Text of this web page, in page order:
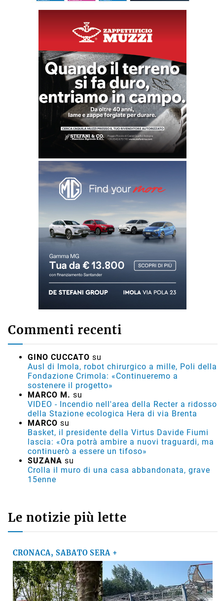
Commenti recenti
GINO CUCCATO su
Ausl di Imola, robot chirurgico a mille, Poli della
Fondazione Crimola: «Continueremo a
sostenere il progetto»
MARCO M. su
VIDEO - Incendio nell'area della Recter a ridosso
della Stazione ecologica Hera di via Brenta
MARCO su
Basket, il presidente della Virtus Davide Fiumi
lascia: «Ora potrà ambire a nuovi traguardi, ma
continuerò a essere un tifoso»
SUZANA su
Crolla il muro di una casa abbandonata, grave
15enne
Le notizie più lette
CRONACA, SABATO SERA +